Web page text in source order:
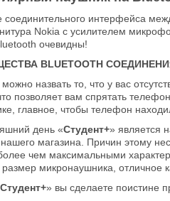
соединительного интерфейса
Nokia с усилителем
очевидны!
BLUETOOTH
назвать то, что у вас
позволяет вам спрятать
главное, чтобы телефон
день «Студент+» является
нашего магазина. Причин этому
чем максимальными
микронаушника, отличное
Студент+» вы сделаете поистине